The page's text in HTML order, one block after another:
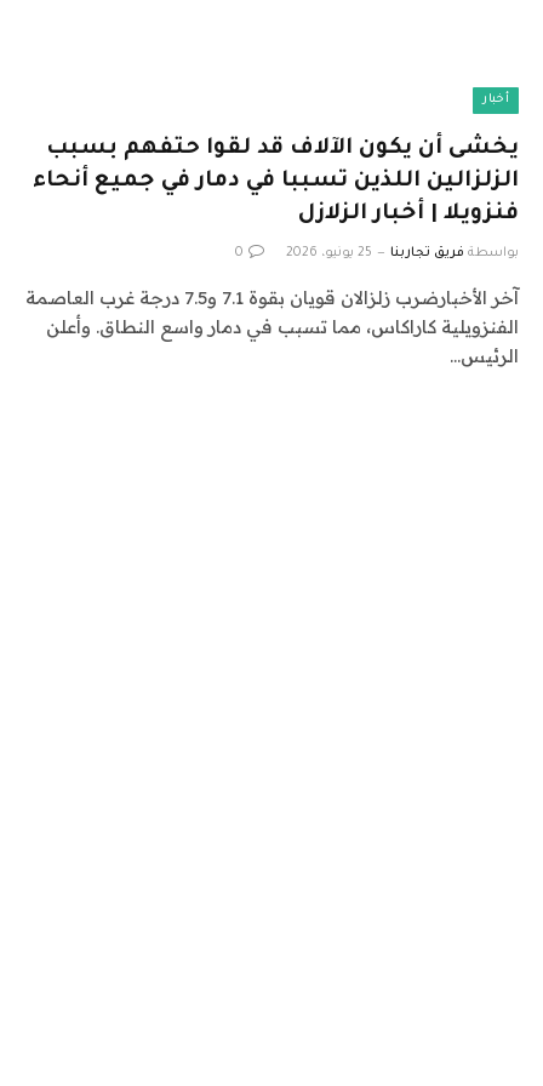
أخبار
يخشى أن يكون الآلاف قد لقوا حتفهم بسبب
الزلزالين اللذين تسببا في دمار في جميع أنحاء
فنزويلا | أخبار الزلازل
بواسطة فريق تجاربنا 25 يونيو، 2026 0
آخر الأخبارضرب زلزالان قويان بقوة 7.1 و7.5 درجة غرب العاصمة
الفنزويلية كاراكاس، مما تسبب في دمار واسع النطاق. وأعلن
الرئيس…